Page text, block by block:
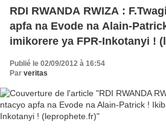
RDI RWANDA RWIZA :
apfa na Evode na Alain-
imikorere ya FPR-Inkotanyi !
Publié le 02/09/2012 à 16:54
Par veritas